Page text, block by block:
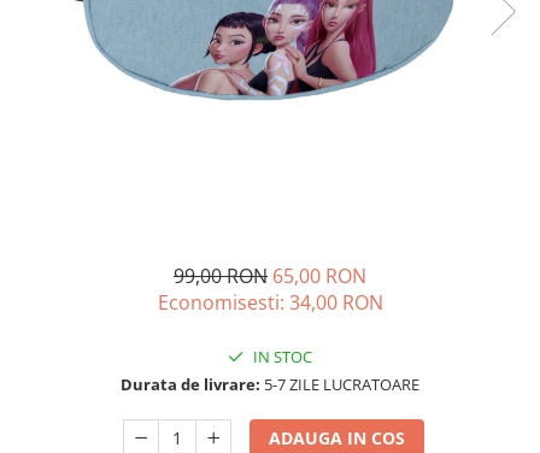
99,00 RON 65,00 RON
Economisesti: 34,00 RON
IN STOC
Durata de livrare: 5-7 ZILE LUCRATOARE
ADAUGA IN COS